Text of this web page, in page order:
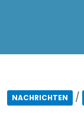
NACHRICHTEN /